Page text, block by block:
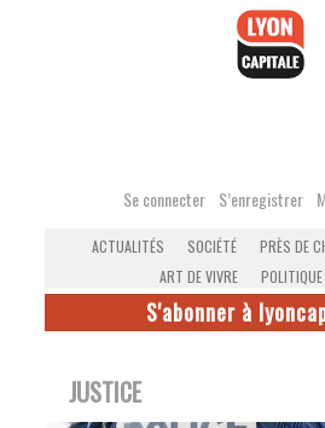
Se connecter S’enregistrer
ACTUALITÉS SOCIÉTÉ PRÈS DE
ART DE VIVRE
POLITIQUE
S'abonner à
JUSTICE